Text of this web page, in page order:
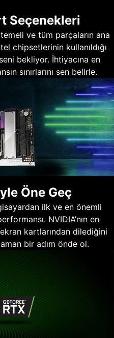
Seçenekleri
ve tüm parçaların ana
chipsetlerinin kullanıldığı
bekliyor. İhtiyacına en
sınırlarını sen belirle.
Öne Geç
ilk ve en önemli
NVIDIA’nın en
kartlarından dilediğini
bir adım önde ol.